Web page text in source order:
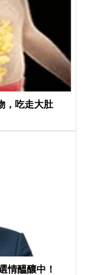
，吃走大肚
情醞釀中！